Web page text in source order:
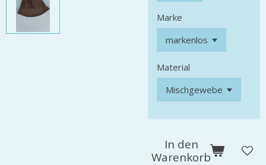
Marke
Material
In den
Warenkorb